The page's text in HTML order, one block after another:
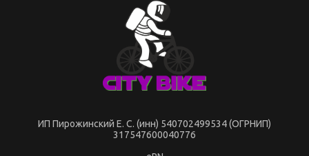
ИП Пирожинский Е. С. (инн) 540702499534 (ОГРНИП)
317547600040776